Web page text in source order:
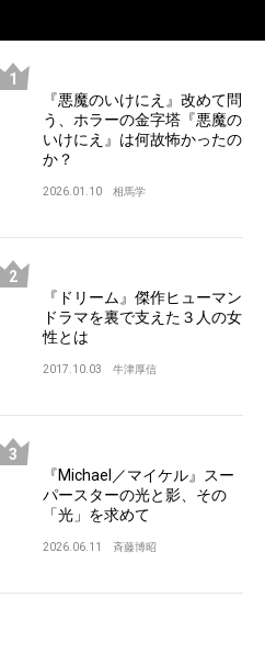
『悪魔のいけにえ』改めて問
う、ホラーの金字塔『悪魔の
いけにえ』は何故怖かったの
か？
2026.01.10 相馬学
『ドリーム』傑作ヒューマン
ドラマを裏で支えた３人の女
性とは
2017.10.03 牛津厚信
『Michael／マイケル』スー
パースターの光と影、その
「光」を求めて
2026.06.11 斉藤博昭